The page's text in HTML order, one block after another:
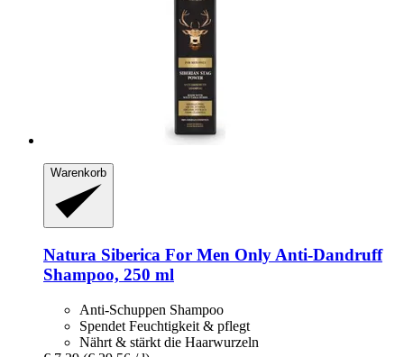
Warenkorb
Natura Siberica For Men Only Anti-​Dandruff
Shampoo, 250 ml
Anti-Schuppen Shampoo
Spendet Feuchtigkeit & pflegt
Nährt & stärkt die Haarwurzeln